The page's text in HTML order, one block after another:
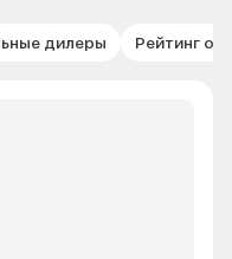
дилеры Рейтинг